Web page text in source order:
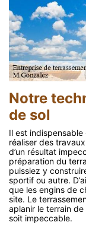
Notre
de sol
Il est
réaliser des
d’un résultat
préparation du
puissiez y
sportif ou autre.
que les engins de
site. Le
aplanir le terrain
soit impeccable.